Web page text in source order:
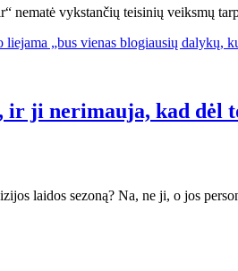
nematė vykstančių teisinių veiksmų
ji nerimauja, kad dėl
laidos sezoną? Na, ne ji, o jos